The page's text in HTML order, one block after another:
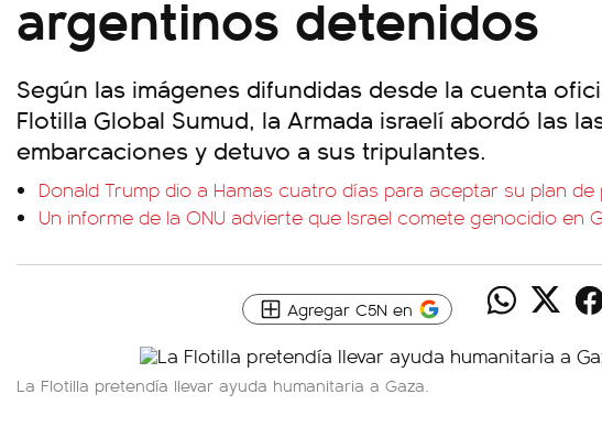
argentinos detenidos
Según las imágenes difundidas desde la cuenta
Flotilla Global Sumud, la Armada israelí abordó las
embarcaciones y detuvo a sus tripulantes.
Donald Trump dio a Hamas cuatro días para aceptar su plan de
Un informe de la ONU advierte que Israel comete genocidio en
Agregar C5N en
La Flotilla pretendía llevar ayuda humanitaria a Gaza.